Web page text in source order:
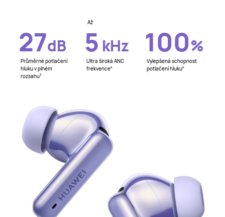
Až
27dB
Průměrné potlačení
hluku v plném
rozsahu3
5 kHz
Ultra široká ANC
frekvence4
100%
Vylepšená schopnost
potlačení hluku4